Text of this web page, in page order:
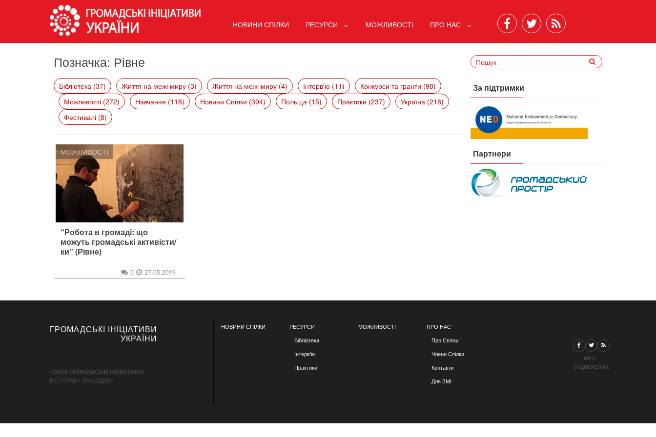
НОВИНИ СПІЛКИ РЕСУРСИ МОЖЛИВОСТІ ПРО НАС
Позначка: Рівне
Бібліотека (37) Життя на межі миру (3) Життя на межі миру (4) Інтерв’ю (11)
Конкурси та гранти (98)
Можливості (272)
Навчання (118) Новини Спілки (394) Польща (15) Практики (237)
Україна (218)
Фестивалі (8)
МОЖЛИВОСТІ
“Робота в громаді: що
можуть громадські активісти/
ки” (Рівне)
0 27.05.2019
За підтримки
Партнери
ГРОМАДСЬКІ ІНІЦІАТИВИ
УКРАЇНИ
©2019 ГРОМАДСЬКІ ІНІЦІАТИВИ
ВСІ ПРАВА ЗАХИЩЕНІ
НОВИНИ СПІЛКИ РЕСУРСИ
Бібліотека
Інтерв’ю
Практики
МОЖЛИВОСТІ ПРО НАС
Про Спілку
Члени Спілки
Контакти
Для ЗМІ
МИ У
СОЦМЕРЕЖАХ